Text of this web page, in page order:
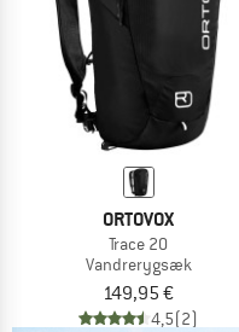
ORTOVOX
Trace 20
Vandrerygsæk
149,95 €
4,5(2)